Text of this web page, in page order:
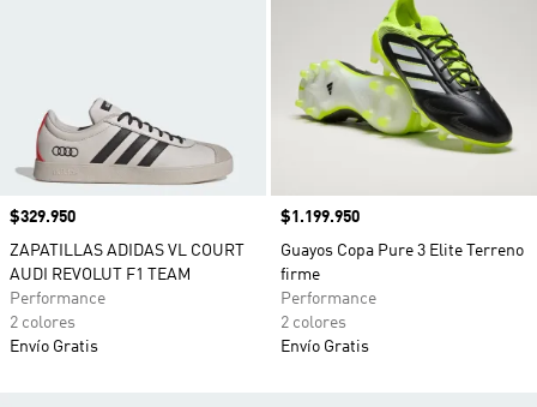
Precio
$329.950
ZAPATILLAS ADIDAS VL COURT
AUDI REVOLUT F1 TEAM
Performance
2 colores
Envío Gratis
Precio
$1.199.950
Guayos Copa Pure 3 Elite Terreno
firme
Performance
2 colores
Envío Gratis